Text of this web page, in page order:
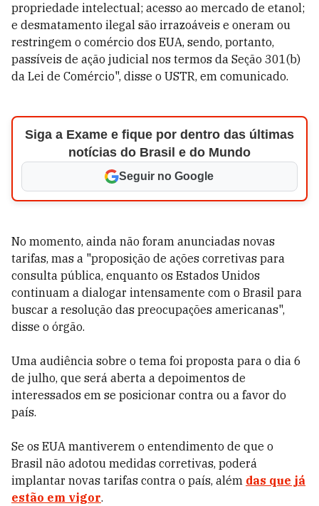
propriedade intelectual; acesso ao mercado de etanol;
e desmatamento ilegal são irrazoáveis ​​e oneram ou
restringem o comércio dos EUA, sendo, portanto,
passíveis de ação judicial nos termos da Seção 301(b)
da Lei de Comércio", disse o USTR, em comunicado.
Siga a Exame e fique por dentro das últimas
notícias do Brasil e do Mundo
Seguir no Google
No momento, ainda não foram anunciadas novas
tarifas, mas a "proposição de ações corretivas para
consulta pública, enquanto os Estados Unidos
continuam a dialogar intensamente com o Brasil para
buscar a resolução das preocupações americanas",
disse o órgão.
Uma audiência sobre o tema foi proposta para o dia 6
de julho, que será aberta a depoimentos de
interessados em se posicionar contra ou a favor do
país.
Se os EUA mantiverem o entendimento de que o
Brasil não adotou medidas corretivas, poderá
implantar novas tarifas contra o país, além das que já
estão em vigor.